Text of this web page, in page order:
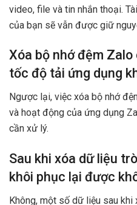
video, file và tin nhắn thoại.
của bạn sẽ vẫn được giữ
Xóa bộ nhớ đệm
tốc độ tải ứng dụng
Ngược lại, việc xóa bộ nhớ
và hoạt động của ứng dụng
cần xử lý.
Sau khi xóa dữ liệu
khôi phục lại được
Không, một số dữ liệu sau khi